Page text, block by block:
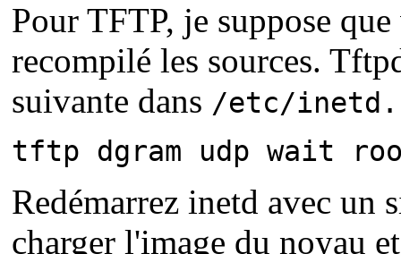
Pour TFTP, je suppose
recompilé les sources.
suivante dans /etc/
tftp dgram udp wait
Redémarrez inetd avec un
charger l'image du noyau